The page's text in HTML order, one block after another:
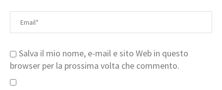
Salva il mio nome, e-mail e sito Web in questo
browser per la prossima volta che commento.